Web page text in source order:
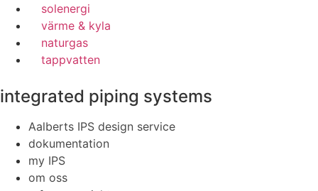
solenergi
värme & kyla
naturgas
tappvatten
integrated piping systems
Aalberts IPS design service
dokumentation
my IPS
om oss